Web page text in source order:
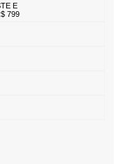
E
799